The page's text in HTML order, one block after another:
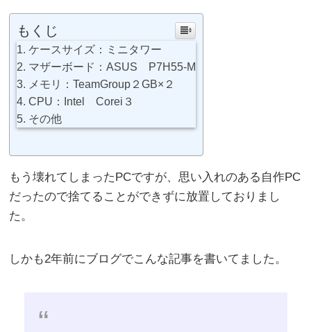
もくじ
ケースサイズ：ミニタワー
マザーボード：ASUS P7H55-M
メモリ：TeamGroup２GB×２
CPU：Intel Corei３
その他
もう壊れてしまったPCですが、思い入れのある自作PC
だったので捨てることができずに放置しておりまし
た。
しかも2年前にブログでこんな記事を書いてました。